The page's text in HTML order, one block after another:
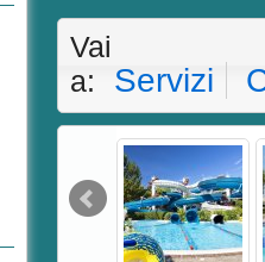
Vai
a:
Servizi